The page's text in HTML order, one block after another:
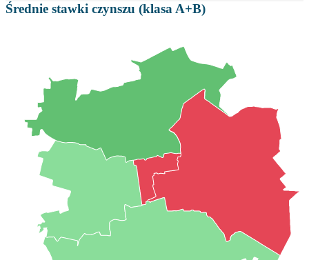
Średnie stawki czynszu (klasa A+B)